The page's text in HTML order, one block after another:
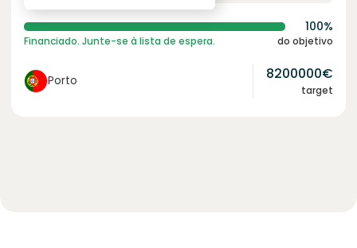
100%
Financiado. Junte-se à lista de espera. do objetivo
Porto 8200000€
target